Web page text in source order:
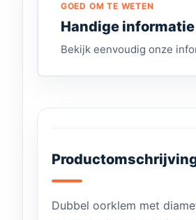
GOED OM TE WETEN
Handige informatie
Bekijk eenvoudig onze
Dubbel oorklem met